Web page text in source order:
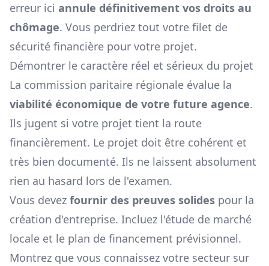
erreur ici annule définitivement vos droits au
chômage. Vous perdriez tout votre filet de
sécurité financière pour votre projet.
Démontrer le caractère réel et sérieux du projet
La commission paritaire régionale évalue la
viabilité économique de votre future agence.
Ils jugent si votre projet tient la route
financièrement. Le projet doit être cohérent et
très bien documenté. Ils ne laissent absolument
rien au hasard lors de l'examen.
Vous devez fournir des preuves solides pour la
création d'entreprise. Incluez l'étude de marché
locale et le plan de financement prévisionnel.
Montrez que vous connaissez votre secteur sur